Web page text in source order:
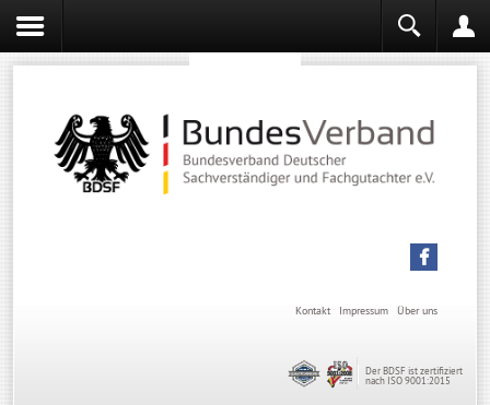
Über uns
Impressum
Kontakt
Der BDSF ist zertifiziert
nach ISO 9001:2015